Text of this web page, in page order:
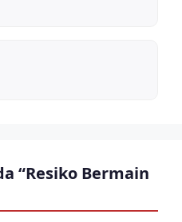
“Resiko Bermain